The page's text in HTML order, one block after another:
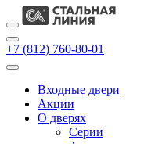
+7 (812) 760-80-01
Входные двери
Акции
О дверях
Cерии